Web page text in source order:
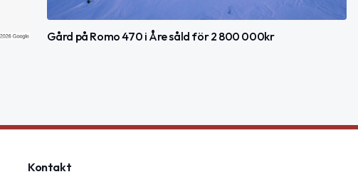
Gård på Romo 470 i Åre såld för 2 800 000kr
Kontakt